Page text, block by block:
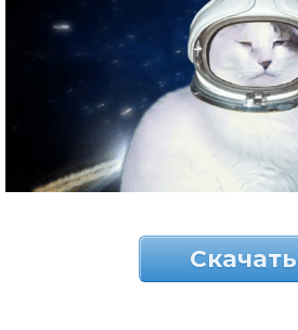
Скачать